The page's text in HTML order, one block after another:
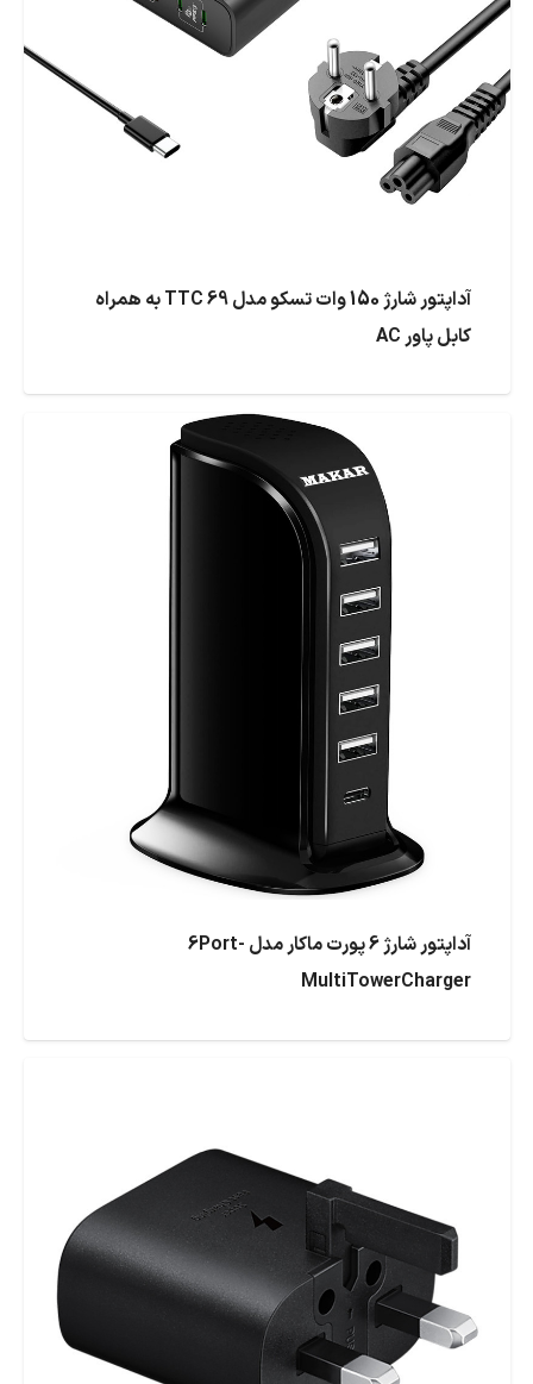
آداپتور شارژ 150 وات تسکو مدل TTC 69 به همراه
کابل پاور AC
آداپتور شارژ 6 پورت ماکار مدل 6Port-
MultiTowerCharger